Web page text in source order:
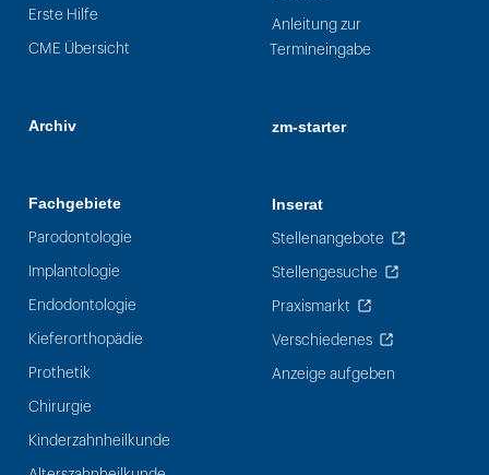
Erste Hilfe
CME Übersicht
Archiv
Fachgebiete
Parodontologie
Implantologie
Endodontologie
Kieferorthopädie
Prothetik
Chirurgie
Kinderzahnheilkunde
Anleitung zur
Termineingabe
zm-starter
Inserat
Stellenangebote
Stellengesuche
Praxismarkt
Verschiedenes
Anzeige aufgeben